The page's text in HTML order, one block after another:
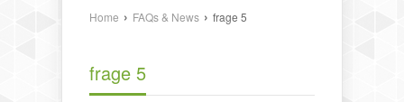
Home › FAQs & News › frage 5
frage 5